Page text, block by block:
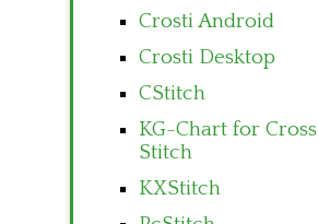
Crosti Android
Crosti Desktop
CStitch
KG-Chart for Cross
Stitch
KXStitch